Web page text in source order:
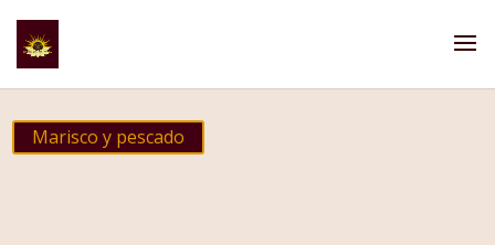
Marisco y pescado